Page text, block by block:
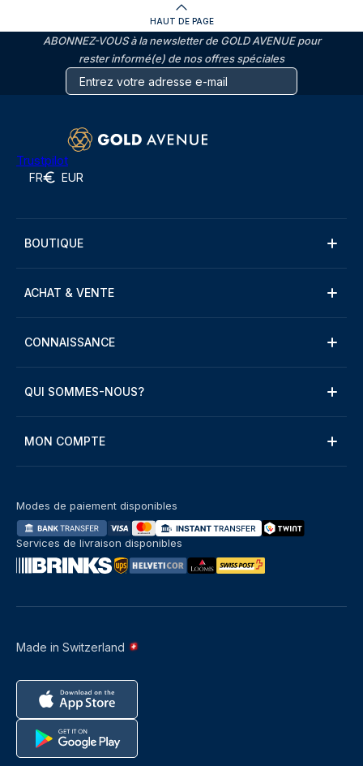
HAUT DE PAGE
ABONNEZ-VOUS à la newsletter de GOLD AVENUE pour
rester informé(e) de nos offres spéciales
Trustpilot
FR EUR
BOUTIQUE
ACHAT & VENTE
CONNAISSANCE
QUI SOMMES-NOUS?
MON COMPTE
Made in Switzerland
Modes de paiement disponibles
Services de livraison disponibles